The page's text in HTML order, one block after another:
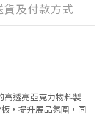
貨及付款方式
高透亮亞克力物料製
，提升展品氛圍，同